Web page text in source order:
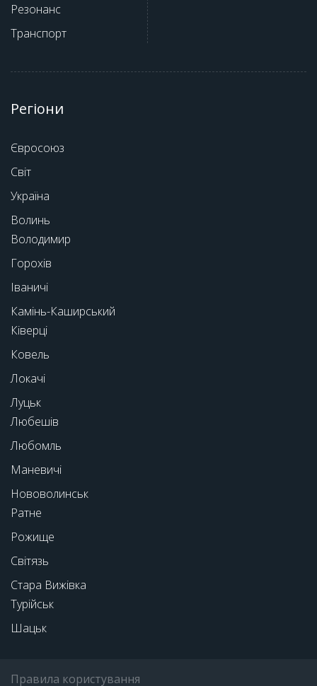
Резонанс
Транспорт
Регіони
Євросоюз
Світ
Україна
Волинь
Володимир
Горохів
Іваничі
Камінь-Каширський
Ківерці
Ковель
Локачі
Луцьк
Любешів
Любомль
Маневичі
Нововолинськ
Ратне
Рожище
Світязь
Стара Вижівка
Турійськ
Шацьк
Правила користування